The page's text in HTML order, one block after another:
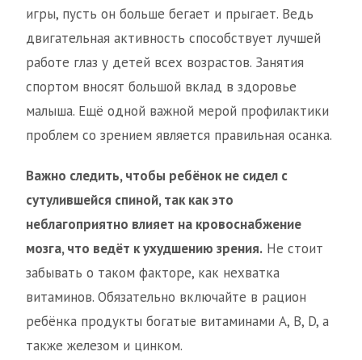
игры, пусть он больше бегает и прыгает. Ведь
двигательная активность способствует лучшей
работе глаз у детей всех возрастов. Занятия
спортом вносят большой вклад в здоровье
малыша. Ещё одной важной мерой профилактики
проблем со зрением является правильная осанка.
Важно следить, чтобы ребёнок не сидел с
сутулившейся спиной, так как это
неблагоприятно влияет на кровоснабжение
мозга, что ведёт к ухудшению зрения. Не стоит
забывать о таком факторе, как нехватка
витаминов. Обязательно включайте в рацион
ребёнка продукты богатые витаминами А, В, D, а
также железом и цинком.